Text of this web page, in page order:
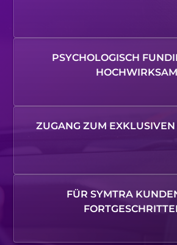
PSYCHOLOGISCH
HOCHWIRKSAM
ZUGANG ZUM
FÜR SYMTRA